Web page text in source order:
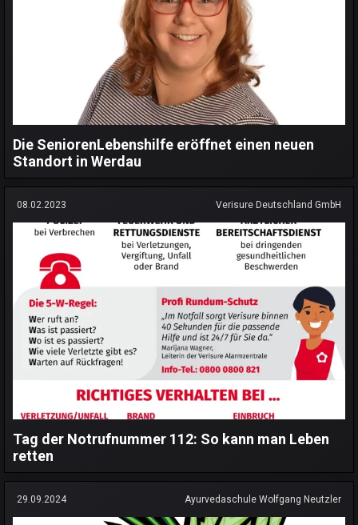
Die SeniorenLebenshilfe eröffnet einen neuen
Standort in Werdau
08.02.2023 Verisure Deutschland GmbH
Tag der Notrufnummer 112: So kann man Leben
retten
29.09.2024 Ayurvedaschule Wolfgang Neutzler